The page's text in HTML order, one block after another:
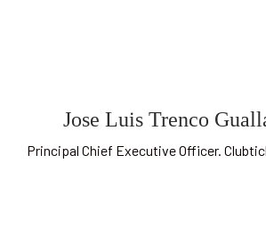
Jose Luis Trenco
Principal Chief Executive Officer.